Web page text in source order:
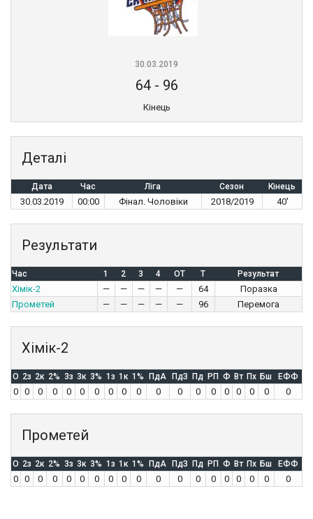
30.03.2019
64- 96
Кінець
Деталі
Дата Час Ліга Сезон Кінець
30.03.2019 00:00 Фінал. Чоловіки 2018/2019 40'
Результати
Час 1 2 3 4 OT T Результат
Хімік-2 — — — — — 64
Поразка
Прометей
— — — — — 96 Перемога
Хімік-2
O 2з 2к 2% 3з 3к 3% 1з 1к 1% ПдА ПдЗ Пд РП Ф Вт Пх Бш ЕФФ
0 0 0 0 0 0 0 0 0 0 0 0 0 0 0 0 0 0 0
Прометей
O 2з 2к 2% 3з 3к 3% 1з 1к 1% ПдА ПдЗ Пд РП Ф Вт Пх Бш ЕФФ
0 0 0 0 0 0 0 0 0 0 0 0 0 0 0 0 0 0 0